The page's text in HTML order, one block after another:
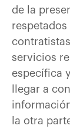
de la
servicios
específica
llegar a
la otra